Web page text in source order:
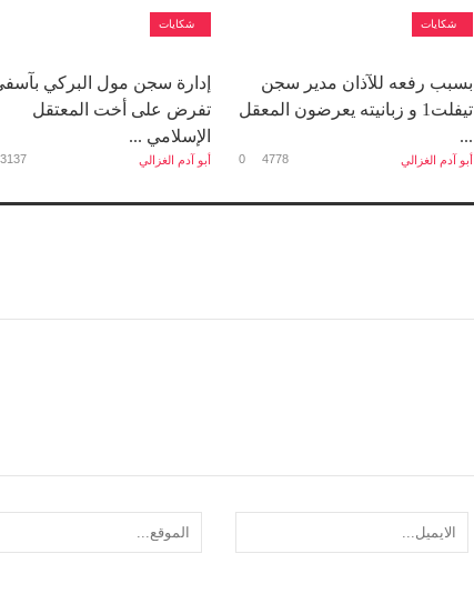
شكايات
بسبب رفعه للآذان مدير سجن
تيفلت1 و زبانيته يعرضون المعقل
...
أبو آدم الغزالي 4778
0
شكايات
إدارة سجن مول البركي
تفرض على أخت المعتقل
الإسلامي ...
أبو آدم الغزالي 3137